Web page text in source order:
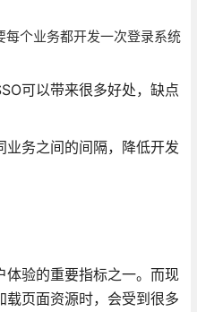
个业务都开发一次登录系统
可以带来很多好处，缺点
业务之间的间隔，降低开发
体验的重要指标之一。而现
载页面资源时，会受到很多